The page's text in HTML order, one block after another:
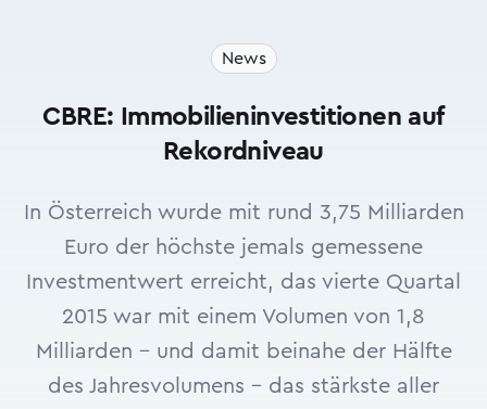
News
CBRE: Immobilieninvestitionen auf
Rekordniveau
In Österreich wurde mit rund 3,75 Milliarden
Euro der höchste jemals gemessene
Investmentwert erreicht, das vierte Quartal
2015 war mit einem Volumen von 1,8
Milliarden - und damit beinahe der Hälfte
des Jahresvolumens - das stärkste aller